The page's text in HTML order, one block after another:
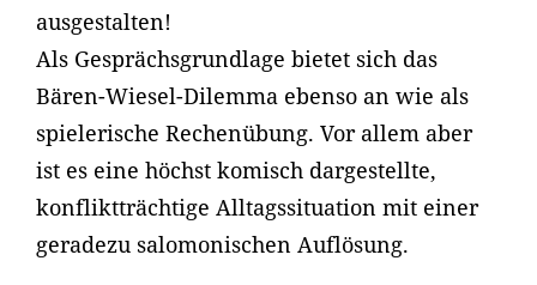
ausgestalten!
Als Gesprächsgrundlage bietet sich das
Bären-Wiesel-Dilemma ebenso an wie als
spielerische Rechenübung. Vor allem aber
ist es eine höchst komisch dargestellte,
konfliktträchtige Alltagssituation mit einer
geradezu salomonischen Auflösung.